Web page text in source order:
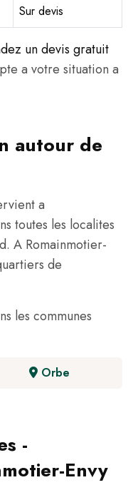
Sur devis
un devis gratuit
a votre situation a
autour de
a
toutes les localites
A Romainmotier-
de
les communes
Orbe
-
Envy